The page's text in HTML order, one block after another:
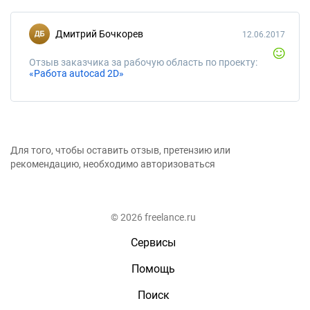
Дмитрий Бочкорев
Отзыв заказчика за рабочую область по проекту:
«Работа autocad 2D»
12.06.2017
Для того, чтобы оставить отзыв, претензию или
рекомендацию, необходимо авторизоваться
© 2026 freelance.ru
Сервисы
Помощь
Поиск